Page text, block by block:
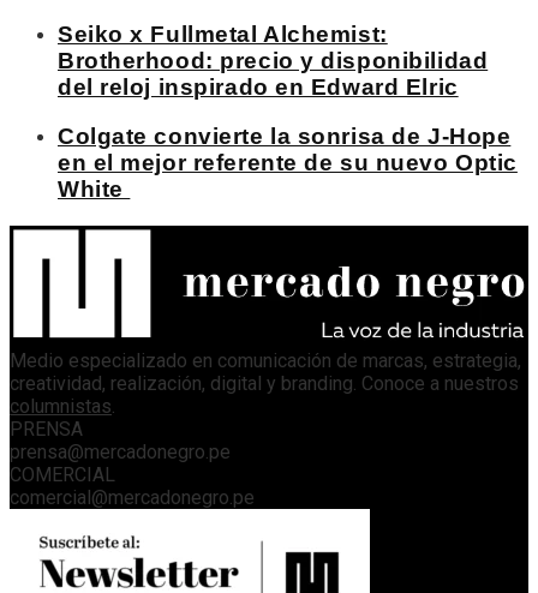
Seiko x Fullmetal Alchemist:
Brotherhood: precio y disponibilidad
del reloj inspirado en Edward Elric
Colgate convierte la sonrisa de J-Hope
en el mejor referente de su nuevo Optic
White
Medio especializado en comunicación de marcas, estrategia,
creatividad, realización, digital y branding. Conoce a nuestros
columnistas.
PRENSA
prensa@mercadonegro.pe
COMERCIAL
comercial@mercadonegro.pe